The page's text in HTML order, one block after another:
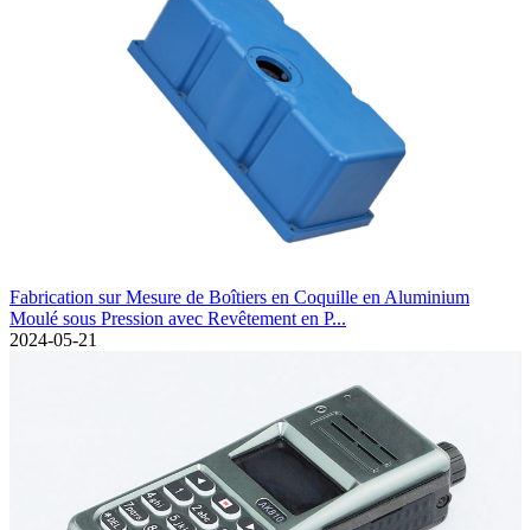
Fabrication sur Mesure de Boîtiers en Coquille en Aluminium
Moulé sous Pression avec Revêtement en P...
2024-05-21